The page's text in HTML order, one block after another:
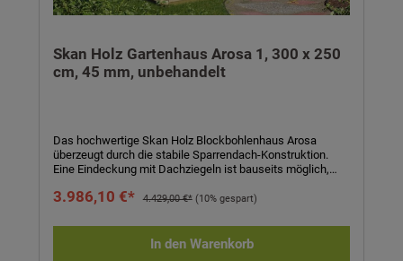
Skan Holz Gartenhaus Arosa 1, 300 x 250
cm, 45 mm, unbehandelt
Das hochwertige Skan Holz Blockbohlenhaus Arosa
überzeugt durch die stabile Sparrendach-Konstruktion.
Eine Eindeckung mit Dachziegeln ist bauseits möglich,
Fachhandel. Das Gartenhaus ist aus unbehandelter
Blockbohlen mit Doppelnut. Ein weiteres
Qualitätsmerkmal sind die profilierten Eckverbindungen
3.986,10 €* 4.429,00 €* (10% gespart)
In den Warenkorb